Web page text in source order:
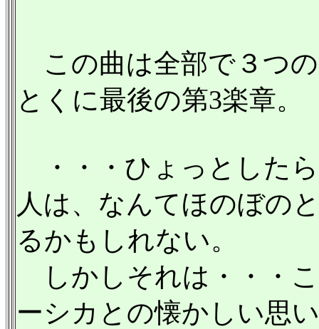
この曲は全部で３つ
とくに最後の第3楽章。
・・・ひょっとした
人は、なんてほのぼの
るかもしれない。
しかしそれは・・・
ーシカとの懐かしい思